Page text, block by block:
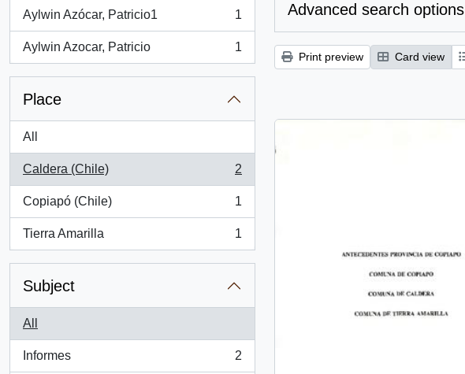
Aylwin Azócar, Patricio1
, 1 results
1
Aylwin Azocar, Patricio
, 1 results
1
Place
All
Caldera (Chile)
, 2 results
2
Copiapó (Chile)
, 1 results
1
Tierra Amarilla
, 1 results
1
Subject
All
Informes
, 2 results
2
Advanced search options
Print preview Card view